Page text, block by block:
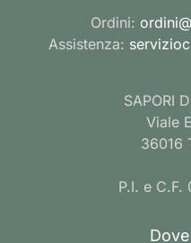
Ordini:
Assistenza:
SAPORI
Viale
36016
P.I. e